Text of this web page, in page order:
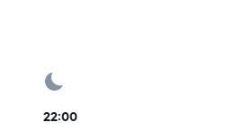
22:00